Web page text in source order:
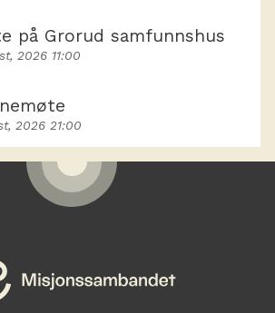
på Grorud samfunnshus
2026 11:00
2026 21:00